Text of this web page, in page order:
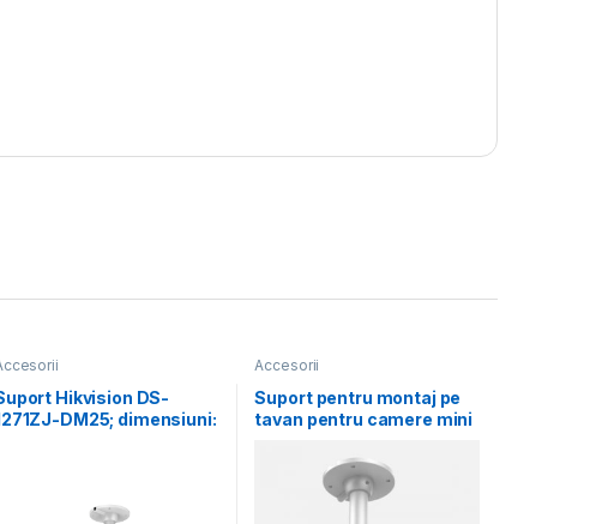
Hikvision DS-
DM25; dimensiuni:
Accesorii
Suport pentru montaj pe
tavan pentru camere mini